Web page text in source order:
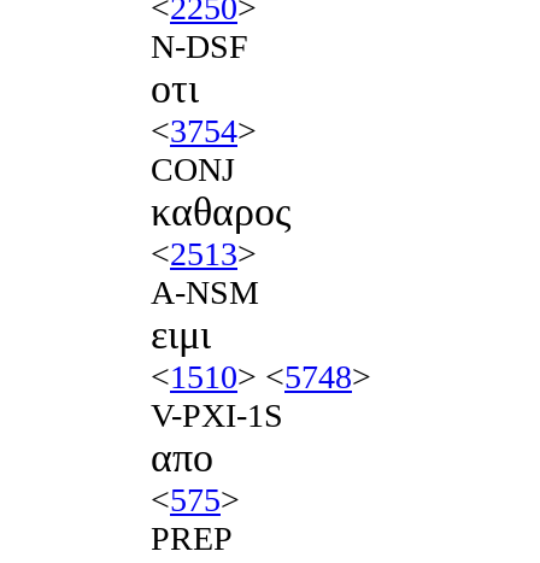
<2250>
N-DSF
οτι
<3754>
CONJ
καθαρος
<2513>
A-NSM
ειμι
<1510> <5748>
V-PXI-1S
απο
<575>
PREP